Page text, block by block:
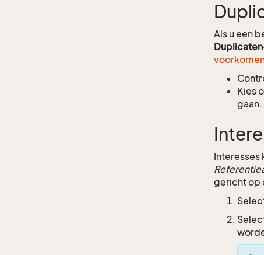
Als u een
Duplicaten
Kies
gaan.
Interesses
gericht op